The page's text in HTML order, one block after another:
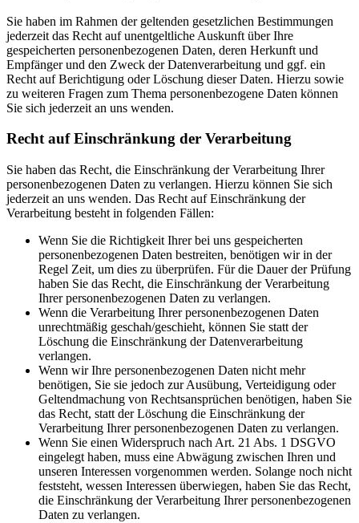
Sie haben im Rahmen der geltenden gesetzlichen Bestimmungen
jederzeit das Recht auf unentgeltliche Auskunft über Ihre
gespeicherten personenbezogenen Daten, deren Herkunft und
Empfänger und den Zweck der Datenverarbeitung und ggf. ein
Recht auf Berichtigung oder Löschung dieser Daten. Hierzu sowie
zu weiteren Fragen zum Thema personenbezogene Daten können
Sie sich jederzeit an uns wenden.
Recht auf Einschränkung der Verarbeitung
Sie haben das Recht, die Einschränkung der Verarbeitung Ihrer
personenbezogenen Daten zu verlangen. Hierzu können Sie sich
jederzeit an uns wenden. Das Recht auf Einschränkung der
Verarbeitung besteht in folgenden Fällen:
Wenn Sie die Richtigkeit Ihrer bei uns gespeicherten
personenbezogenen Daten bestreiten, benötigen wir in der
Regel Zeit, um dies zu überprüfen. Für die Dauer der Prüfung
haben Sie das Recht, die Einschränkung der Verarbeitung
Ihrer personenbezogenen Daten zu verlangen.
Wenn die Verarbeitung Ihrer personenbezogenen Daten
unrechtmäßig geschah/geschieht, können Sie statt der
Löschung die Einschränkung der Datenverarbeitung
verlangen.
Wenn wir Ihre personenbezogenen Daten nicht mehr
benötigen, Sie sie jedoch zur Ausübung, Verteidigung oder
Geltendmachung von Rechtsansprüchen benötigen, haben Sie
das Recht, statt der Löschung die Einschränkung der
Verarbeitung Ihrer personenbezogenen Daten zu verlangen.
Wenn Sie einen Widerspruch nach Art. 21 Abs. 1 DSGVO
eingelegt haben, muss eine Abwägung zwischen Ihren und
unseren Interessen vorgenommen werden. Solange noch nicht
feststeht, wessen Interessen überwiegen, haben Sie das Recht,
die Einschränkung der Verarbeitung Ihrer personenbezogenen
Daten zu verlangen.